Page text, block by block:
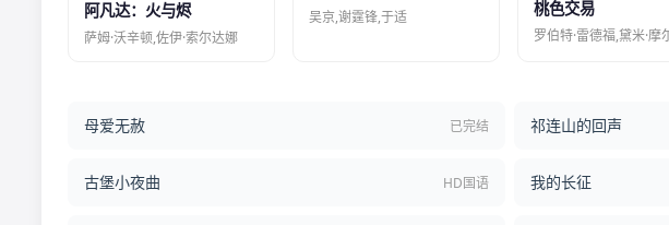
阿凡达：火与烬
萨姆·沃辛顿,佐伊·索尔达娜
吴京,谢霆锋,于适 桃色交易
罗伯特·雷德福,黛米·摩
母爱无赦 已完结 祁连山的回声
古堡小夜曲 HD国语 我的长征